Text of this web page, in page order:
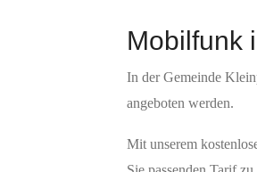
Mobilfunk
In der Gemeinde
angeboten werden.
Mit unserem